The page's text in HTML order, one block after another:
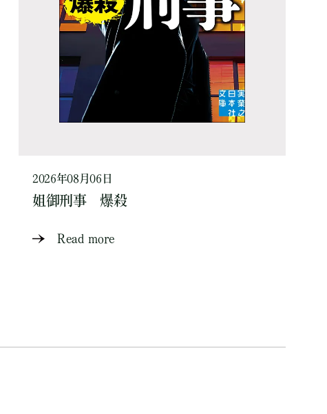
2026年08月06日
姐御刑事 爆殺
Read more